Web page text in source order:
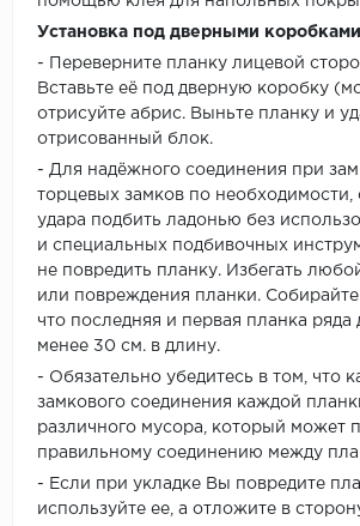
Установка под дверными
- Переверните планку лицевой
Вставьте её под дверную коробку
отрисуйте абрис. Выньте планку и
отрисованный блок.
- Для надёжного соединения при
торцевых замков по необходимости,
удара подбить ладонью без
и специальных подбивочных
не повредить планку. Избегать
или повреждения планки. Собирайте
что последняя и первая планка
менее 30 см. в длину.
- Обязательно убедитесь в том, что
замкового соединения каждой
различного мусора, который может
правильному соединению между
- Если при укладке Вы повредите
используйте ее, а отложите в